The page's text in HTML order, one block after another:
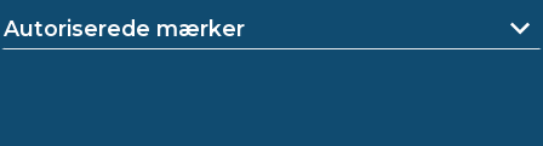
Autoriserede mærker